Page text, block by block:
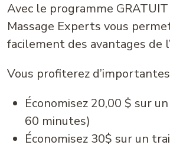
Avec le programme
Massage Experts vous
facilement des avantages de
Vous profiterez
Économisez 20,00 $ sur
60 minutes)
Économisez 30$ sur un